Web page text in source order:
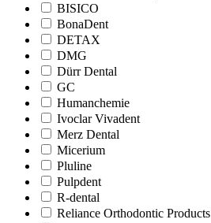
BISICO
BonaDent
DETAX
DMG
Dürr Dental
GC
Humanchemie
Ivoclar Vivadent
Merz Dental
Micerium
Pluline
Pulpdent
R-dental
Reliance Orthodontic Products